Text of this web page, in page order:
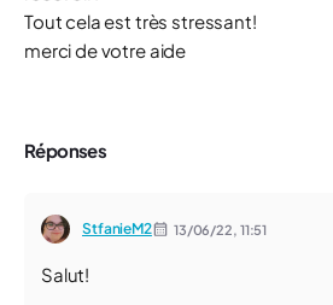
Tout cela est très stressant!
merci de votre aide
Réponses
StfanieM2 13/06/22, 11:51
Salut!